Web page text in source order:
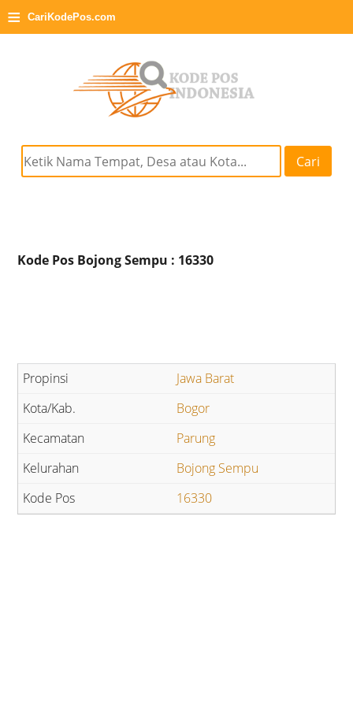
≡ CariKodePos.com
Cari
Kode Pos Bojong Sempu : 16330
Jawa Barat
Bogor
Parung
Bojong Sempu
16330